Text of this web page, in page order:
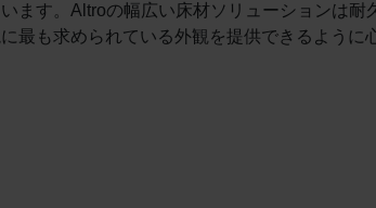
ます。Altroの幅広い床材ソリューションは耐
最も求められている外観を提供できるように